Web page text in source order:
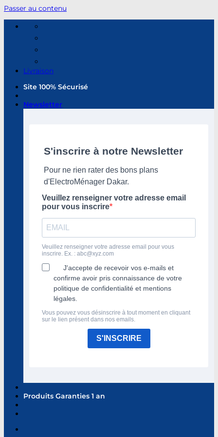
Passer au contenu
Livraison
Site 100% Sécurisé
Newsletter
S'inscrire à notre Newsletter
Pour ne rien rater des bons plans
d'ElectroMénager Dakar.
Veuillez renseigner votre adresse email
pour vous inscrire
Veuillez renseigner votre adresse email pour vous
inscrire. Ex. : abc@xyz.com
J'accepte de recevoir vos e-mails et
confirme avoir pris connaissance de votre
politique de confidentialité et mentions
légales.
Vous pouvez vous désinscrire à tout moment en cliquant
sur le lien présent dans nos emails.
S'INSCRIRE
Produits Garanties 1 an